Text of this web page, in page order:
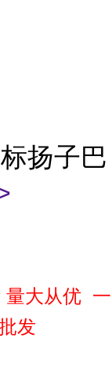
扬子巴
量大从优 一
发